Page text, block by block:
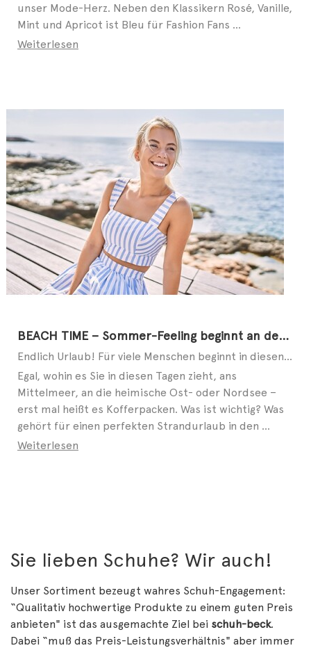
unser Mode-Herz. Neben den Klassikern Rosé, Vanille,
Mint und Apricot ist Bleu für Fashion Fans ...
Weiterlesen
BEACH TIME – Sommer-Feeling beginnt an den Füßen
Endlich Urlaub! Für viele Menschen beginnt in diesen Tagen die schönste Zeit des Jahres. Ob allein, ...
Egal, wohin es Sie in diesen Tagen zieht, ans
Mittelmeer, an die heimische Ost- oder Nordsee –
erst mal heißt es Kofferpacken. Was ist wichtig? Was
gehört für einen perfekten Strandurlaub in den ...
Weiterlesen
Sie lieben Schuhe? Wir auch!
Unser Sortiment bezeugt wahres Schuh-Engagement:
“Qualitativ hochwertige Produkte zu einem guten Preis
anbieten" ist das ausgemachte Ziel bei schuh-beck.
Dabei “muß das Preis-Leistungsverhältnis" aber immer